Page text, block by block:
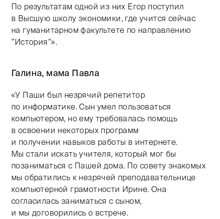
По результатам одной из них Егор поступил
в Высшую школу экономики, где учится сейчас
на гуманитарном факультете по направлению
’’История’’».
Галина, мама Павла
«У Паши был незрячий репетитор
по информатике. Сын умел пользоваться
компьютером, но ему требовалась помощь
в освоении некоторых программ
и получении навыков работы в интернете.
Мы стали искать учителя, который мог бы
позаниматься с Пашей дома. По совету знакомых
мы обратились к незрячей преподавательнице
компьютерной грамотности Ирине. Она
согласилась заниматься с сыном,
и мы договорились о встрече.